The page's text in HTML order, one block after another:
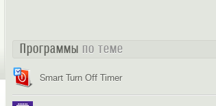
Программы по теме
Smart Turn Off Timer